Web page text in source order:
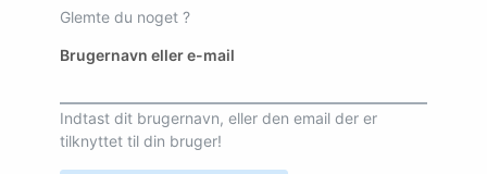
Glemte du noget ?
Brugernavn eller e-mail
Indtast dit brugernavn, eller den email der er
tilknyttet til din bruger!